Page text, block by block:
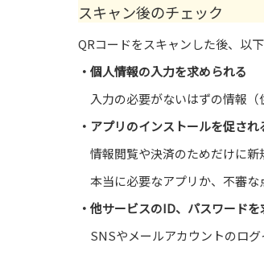
スキャン後のチェック
QRコードをスキャンした後、以
・個人情報の入力を求められる
入力の必要がないはずの情報（
・アプリのインストールを促され
情報閲覧や決済のためだけに新
本当に必要なアプリか、不審な
・他サービスのID、パスワードを
SNSやメールアカウントのログ